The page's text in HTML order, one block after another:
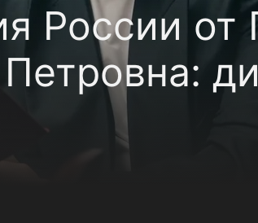
России от
серия 1